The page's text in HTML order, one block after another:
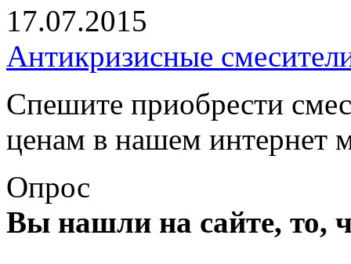
17.07.2015
Антикризисные
Спешите приобрести
ценам в нашем интернет
Опрос
Вы нашли на сайте, то,